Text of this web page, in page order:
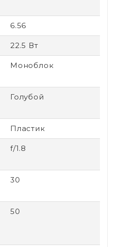
6.56
22.5 Вт
Моноблок
Голубой
Пластик
f/1.8
30
50